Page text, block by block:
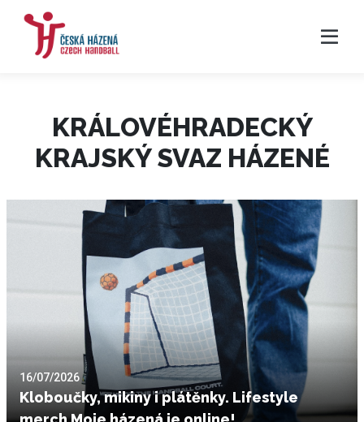
KRÁLOVÉHRADECKÝ
KRAJSKÝ SVAZ HÁZENÉ
16/07/2026
Kloboučky, mikiny i plátěnky. Lifestyle